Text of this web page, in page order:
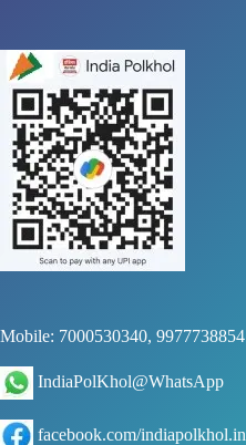
Mobile: 7000530340, 9977738854
IndiaPolKhol@WhatsApp
facebook.com/indiapolkhol.in